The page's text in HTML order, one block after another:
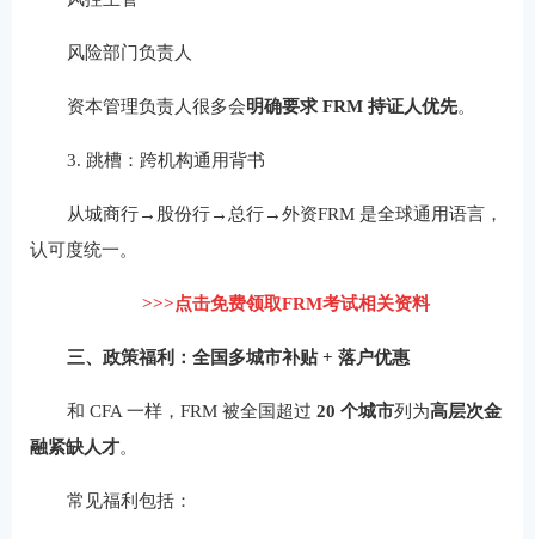
风险部门负责人
资本管理负责人很多会明确要求 FRM 持证人优先。
3. 跳槽：跨机构通用背书
从城商行→股份行→总行→外资FRM 是全球通用语言，
认可度统一。
>>>点击免费领取FRM考试相关资料
三、政策福利：全国多城市补贴 + 落户优惠
和 CFA 一样，FRM 被全国超过 20 个城市列为高层次金
融紧缺人才。
常见福利包括：